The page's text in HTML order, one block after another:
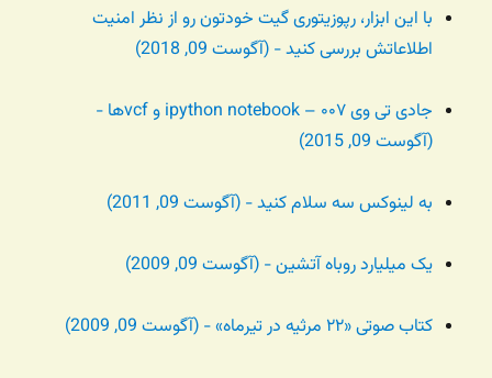
با این ابزار، رپوزیتوری گیت خودتون رو از نظر امنیت
اطلاعاتش بررسی کنید - (آگوست 09, 2018)
جادی تی وی ۰۰۷ – ipython notebook و vcfها -
(آگوست 09, 2015)
به لینوکس سه سلام کنید - (آگوست 09, 2011)
یک میلیارد روباه آتشین - (آگوست 09, 2009)
کتاب صوتی «۲۲ مرثیه در تیرماه» - (آگوست 09, 2009)